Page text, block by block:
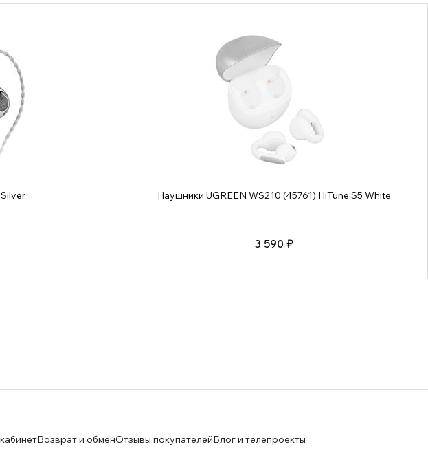
Наушники UGREEN WS210 (45761) HiTune S5 White
3 590 ₽
Возврат и обменОтзывы покупателейБлог и телепроекты